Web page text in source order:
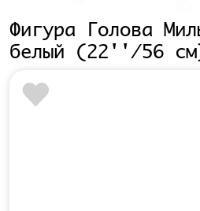
Фигура Голова
белый (22''/56